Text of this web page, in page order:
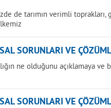
de tarımın verimli toprakları,
SORUNLARI VE
ne olduğunu açıklamaya ve
SORUNLARI VE